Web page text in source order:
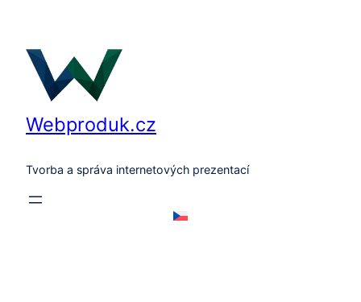
obsah
Webproduk.cz
Tvorba a správa internetových prezentací